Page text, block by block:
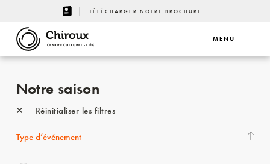
TÉLÉCHARGER NOTRE BROCHURE
CENTRE CULTUREL - LIÈGE
MENU
Notre saison
Réinitialiser les filtres
Type d’événement